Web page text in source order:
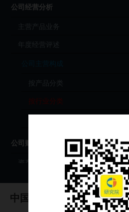
公司经营分析
主营产品业务
年度经营评述
公司主营构成
按产品分类
按行业分类
公司财务分析
资产负债表
现金流量表
中国光大控股（HK0165）